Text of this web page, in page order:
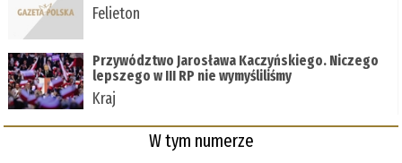
Felieton
Przywództwo Jarosława Kaczyńskiego. Niczego
lepszego w III RP nie wymyśliliśmy
Kraj
W tym numerze